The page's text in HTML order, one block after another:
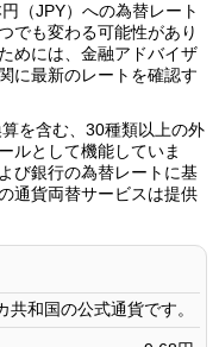
29,053.38円
29,053.48円
29,053.67円
29,053.77円
29,054.06円
（JPY）への為替レート
でも変わる可能性があり
めには、金融アドバイザ
に最新のレートを確認す
を含む、30種類以上の外
ルとして機能していま
び銀行の為替レートに基
通貨両替サービスは提供
和国の公式通貨です。